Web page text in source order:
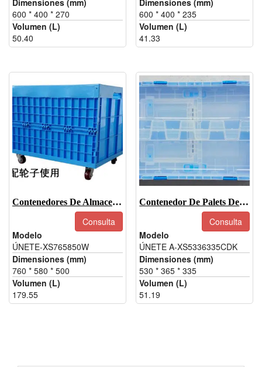
Dimensiones (mm)
600 * 400 * 270
Volumen (L)
50.40
Dimensiones (mm)
600 * 400 * 235
Volumen (L)
41.33
Contenedores De Almacenamiento De Plástico Plegables De Gran Tamaño - JOIN-XS765850W
Consulta
Modelo
ÚNETE-XS765850W
Dimensiones (mm)
760 * 580 * 500
Volumen (L)
179.55
Contenedor De Palets De Plástico Plegable -JOIN-XS5336335CDK
Consulta
Modelo
ÚNETE A-XS5336335CDK
Dimensiones (mm)
530 * 365 * 335
Volumen (L)
51.19